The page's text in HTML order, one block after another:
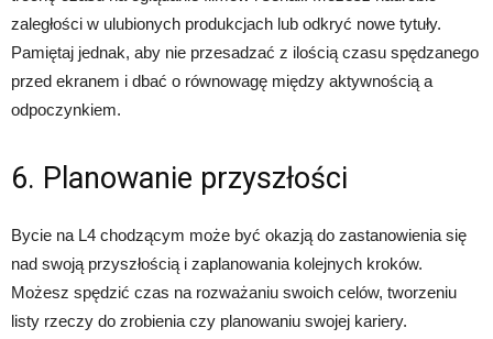
zaległości w ulubionych produkcjach lub odkryć nowe tytuły.
Pamiętaj jednak, aby nie przesadzać z ilością czasu spędzanego
przed ekranem i dbać o równowagę między aktywnością a
odpoczynkiem.
6. Planowanie przyszłości
Bycie na L4 chodzącym może być okazją do zastanowienia się
nad swoją przyszłością i zaplanowania kolejnych kroków.
Możesz spędzić czas na rozważaniu swoich celów, tworzeniu
listy rzeczy do zrobienia czy planowaniu swojej kariery.